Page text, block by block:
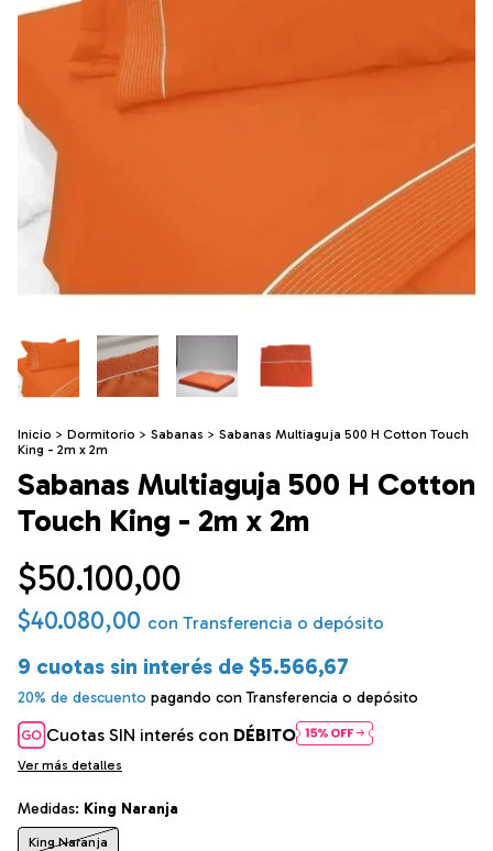
Inicio > Dormitorio > Sabanas > Sabanas Multiaguja 500 H Cotton Touch
King - 2m x 2m
Sabanas Multiaguja 500 H Cotton
Touch King - 2m x 2m
$50.100,00
$40.080,00 con Transferencia o depósito
Cuotas SIN interés con DÉBITO
9 cuotas sin interés de $5.566,67
20% de descuento pagando con Transferencia o depósito
Ver más detalles
Medidas: King Naranja
King Naranja